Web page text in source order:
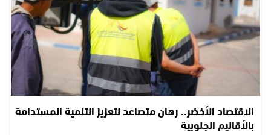
الاقتصاد الأخضر.. رهان متصاعد لتعزيز التنمية المستدامة
بالأقاليم الجنوبية